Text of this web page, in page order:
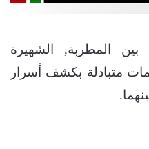
المطربة, الشهيرة
متبادلة بكشف أسرار